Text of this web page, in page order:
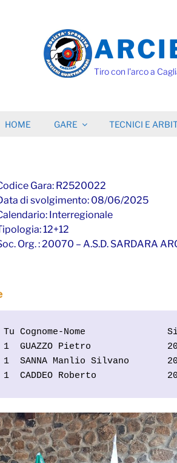
Tiro con l'arco a
HOME GARE TECNICI E
Gara: R2520022
di svolgimento: 08/06/2025
Interregionale
12+12
Org. : 20070 – A.S.D. SARDARA
Tu Cognome-Nome
GUAZZO Pietro
SANNA Manlio Silvano
1  CADDEO Roberto